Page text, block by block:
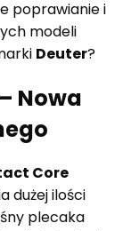
poprawianie i
modeli
Deuter?
Nowa
Core
dużej ilości
plecaka